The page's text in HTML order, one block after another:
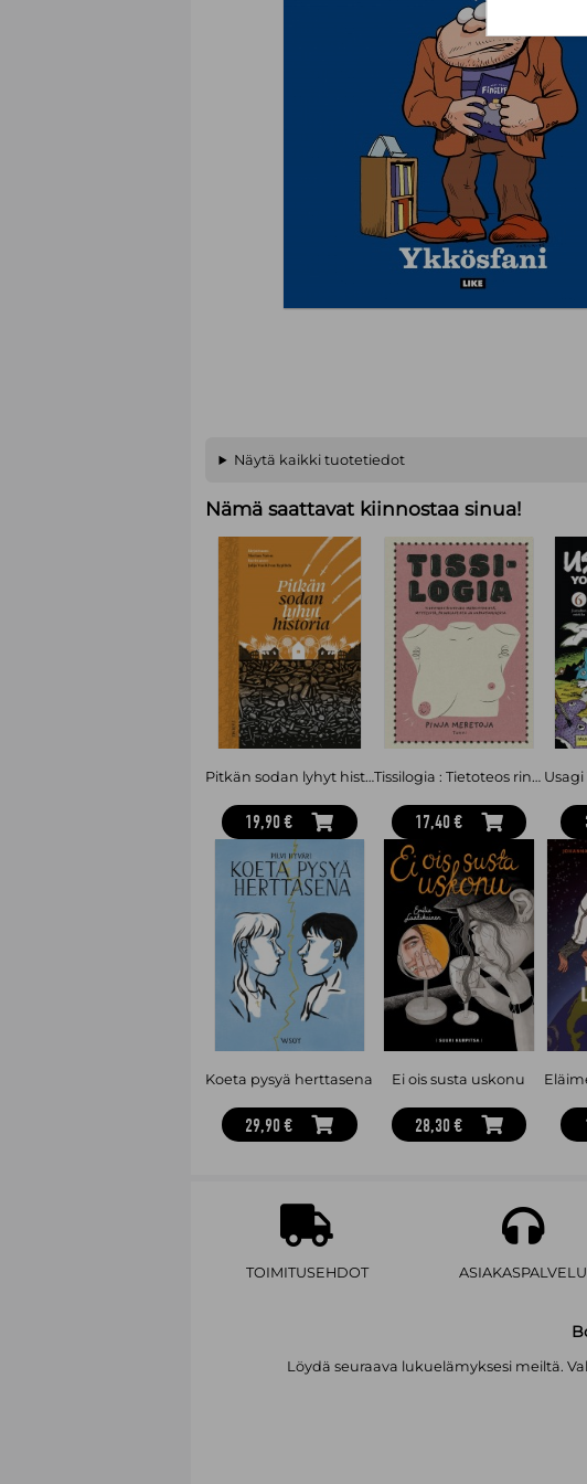
Näytä kaikki tuotetiedot
Nämä saattavat kiinnostaa sinua!
Pitkän sodan lyhyt historia
19,90 €
Tissilogia : Tietoteos rintojen merkityksistä, myyteistä, painolastista ja vapautumisesta
17,40 €
Koeta pysyä herttasena
29,90 €
Ei ois susta uskonu
28,30 €
TOIMITUSEHDOT ASIAKASPALVELU
Löydä seuraava lukuelämyksesi meiltä.